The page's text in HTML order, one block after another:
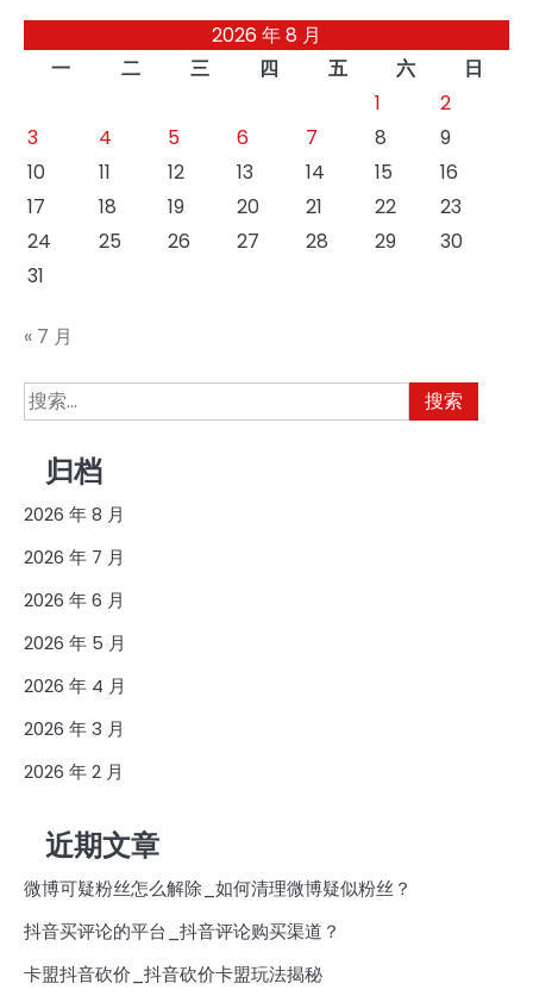
2026 年 8 月
一
二 三 四 五 六
日
1
2
3
4 5 6 7 8
9
10
11 12 13 14 15
16
17
18 19 20 21 22
23
24
25 26 27 28 29
30
31
« 7 月
搜
索：
归档
2026 年 8 月
2026 年 7 月
2026 年 6 月
2026 年 5 月
2026 年 4 月
2026 年 3 月
2026 年 2 月
近期文章
微博可疑粉丝怎么解除_如何清理微博疑似粉丝？
抖音买评论的平台_抖音评论购买渠道？
卡盟抖音砍价_抖音砍价卡盟玩法揭秘